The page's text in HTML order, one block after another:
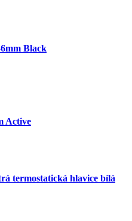
Black
Active
termostatická hlavice bílá